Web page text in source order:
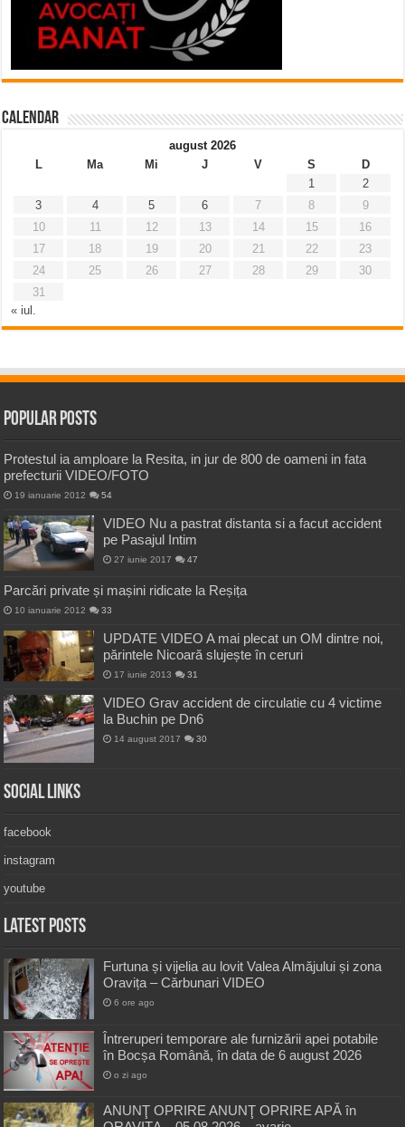
Calendar
august 2026
L
Ma Mi J V S
D
1
2
3
4 5 6 7 8
9
10
11 12 13 14 15
16
17
18 19 20 21 22
23
24
25 26 27 28 29
30
31
« iul.
Popular Posts
Protestul ia amploare la Resita, in jur de 800 de oameni in fata
prefecturii VIDEO/FOTO
19 ianuarie 2012 54
VIDEO Nu a pastrat distanta si a facut accident
pe Pasajul Intim
27 iunie 2017 47
Parcări private și mașini ridicate la Reșița
10 ianuarie 2012 33
UPDATE VIDEO A mai plecat un OM dintre noi,
părintele Nicoară slujește în ceruri
17 iunie 2013 31
VIDEO Grav accident de circulatie cu 4 victime
la Buchin pe Dn6
14 august 2017 30
Social Links
facebook
instagram
youtube
Latest Posts
Furtuna și vijelia au lovit Valea Almăjului și zona
Oravița – Cărbunari VIDEO
6 ore ago
Întreruperi temporare ale furnizării apei potabile
în Bocșa Română, în data de 6 august 2026
o zi ago
ANUNŢ OPRIRE ANUNŢ OPRIRE APĂ în